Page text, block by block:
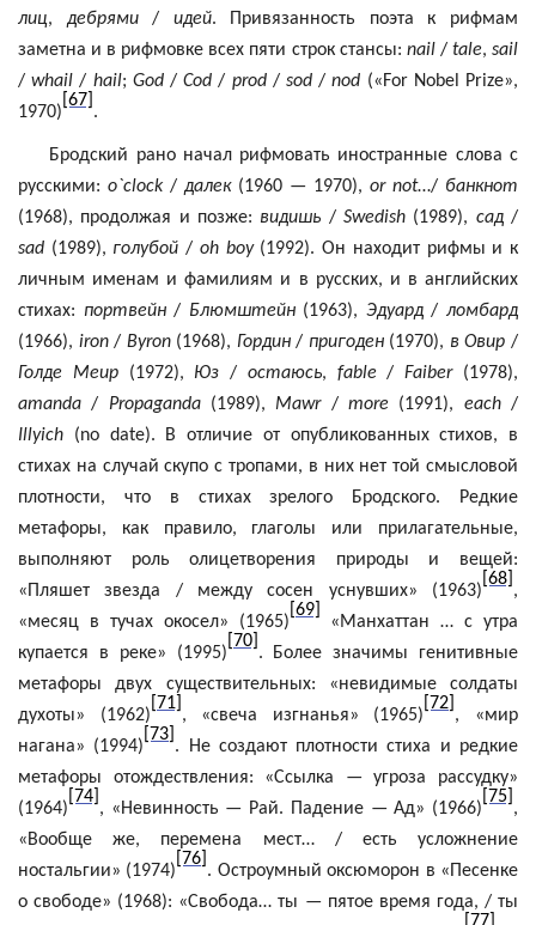
лиц, дебрями/ идей. Привязанность поэта к рифмам
заметна и в рифмовке всех пяти строк стансы: nail/ tale,sail
/whail / hail; God/Cod / prod/sod /nod («For Nobel Prize»,
1970)
[67]
.
Бродский рано начал рифмовать иностранные слова с
русскими: о`clock / далек(1960 — 1970), or not…/ банкнот
(1968), продолжая и позже: видишь /Swedish (1989), сад/
sad (1989), голубой / oh boy(1992). Он находит рифмы и к
личным именам и фамилиям и в русских, и в английских
стихах: портвейн/ Блюмштейн(1963), Эдуард/ломбард
(1966), iron/ Byron(1968), Гордин/ пригоден(1970), вОвир /
Голде Меир(1972), Юз / остаюсь, fable/Faiber(1978),
amanda / Propaganda(1989), Mawr/more (1991), each/
Illyich (no date). В отличие от опубликованных стихов, в
стихах на случай скупо с тропами, в них нет той смысловой
плотности, что в стихах зрелого Бродского. Редкие
метафоры, как правило, глаголы или прилагательные,
выполняют роль олицетворения природы и вещей:
«Пляшет звезда / между сосен уснувших» (1963)
[68]
,
«месяц в тучах окосел» (1965)
[69]
«Манхаттан … с утра
купается в реке» (1995)
[70]
. Более значимы генитивные
метафоры двух существительных: «невидимые солдаты
духоты» (1962)
[71]
, «свеча изгнанья» (1965)
[72]
, «мир
нагана» (1994)
[73]
. Не создают плотности стиха и редкие
метафоры отождествления: «Ссылка — угроза рассудку»
(1964)
[74]
, «Невинность — Рай. Падение — Ад» (1966)
[75]
,
«Вообще же, перемена мест… / есть усложнение
ностальгии» (1974)
[76]
. Остроумный оксюморон в «Песенке
о свободе» (1968): «Свобода… ты — пятое время года, / ты
[77]